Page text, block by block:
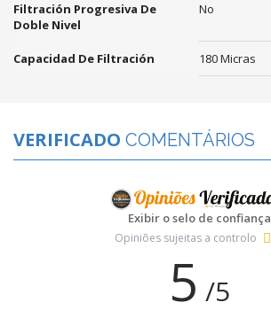
Filtración Progresiva De
Doble Nivel
No
Capacidad De Filtración 180 Micras
VERIFICADO COMENTÁRIOS
Exibir o selo de confiança
Opiniões sujeitas a controlo
5 /5